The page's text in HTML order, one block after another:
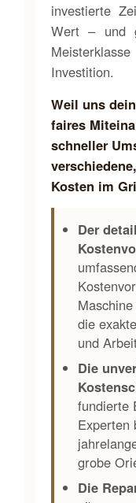
investierte
Wert – und
Investition.
Weil uns
faires
schneller
Kosten im
Der
die
und
Die
fundierte
Experten
grobe
Die